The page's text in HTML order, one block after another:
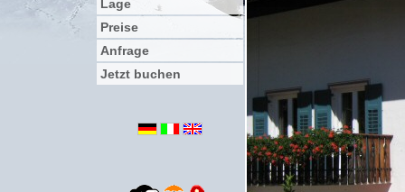
Lage
Preise
Anfrage
Jetzt buchen